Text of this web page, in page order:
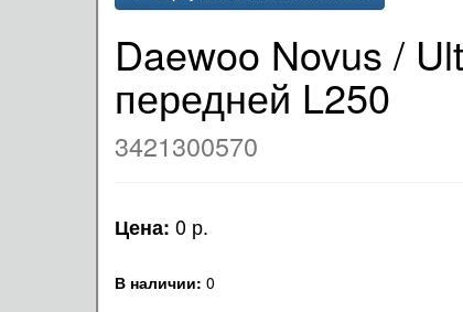
Daewoo Novus /
передней L250
3421300570
Цена: 0 р.
В наличии: 0